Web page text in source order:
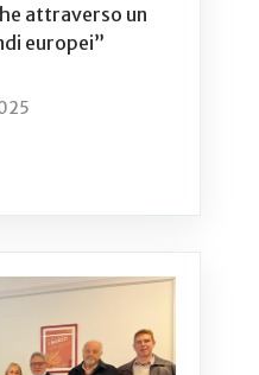
attraverso un
europei”